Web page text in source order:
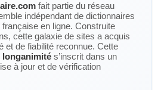
fait partie du réseau
indépendant de dictionnaires
française en ligne. Construite
cette galaxie de sites a acquis
et de fiabilité reconnue. Cette
longanimité s’inscrit dans un
à jour et de vérification